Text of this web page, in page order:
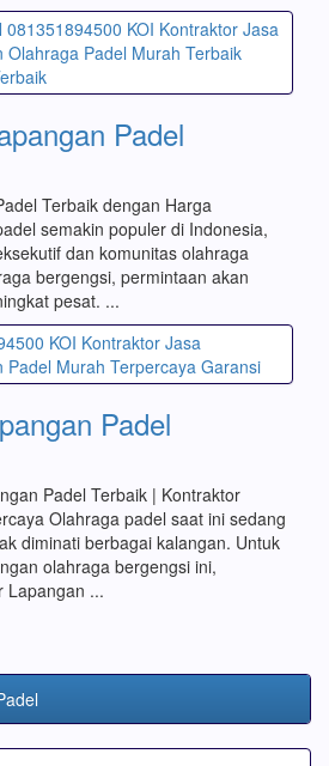
Padel
Terbaik dengan Harga
semakin populer di Indonesia,
dan komunitas olahraga
bergengsi, permintaan akan
pesat. ...
Padel
Padel Terbaik | Kontraktor
Olahraga padel saat ini sedang
diminati berbagai kalangan. Untuk
olahraga bergengsi ini,
Lapangan ...